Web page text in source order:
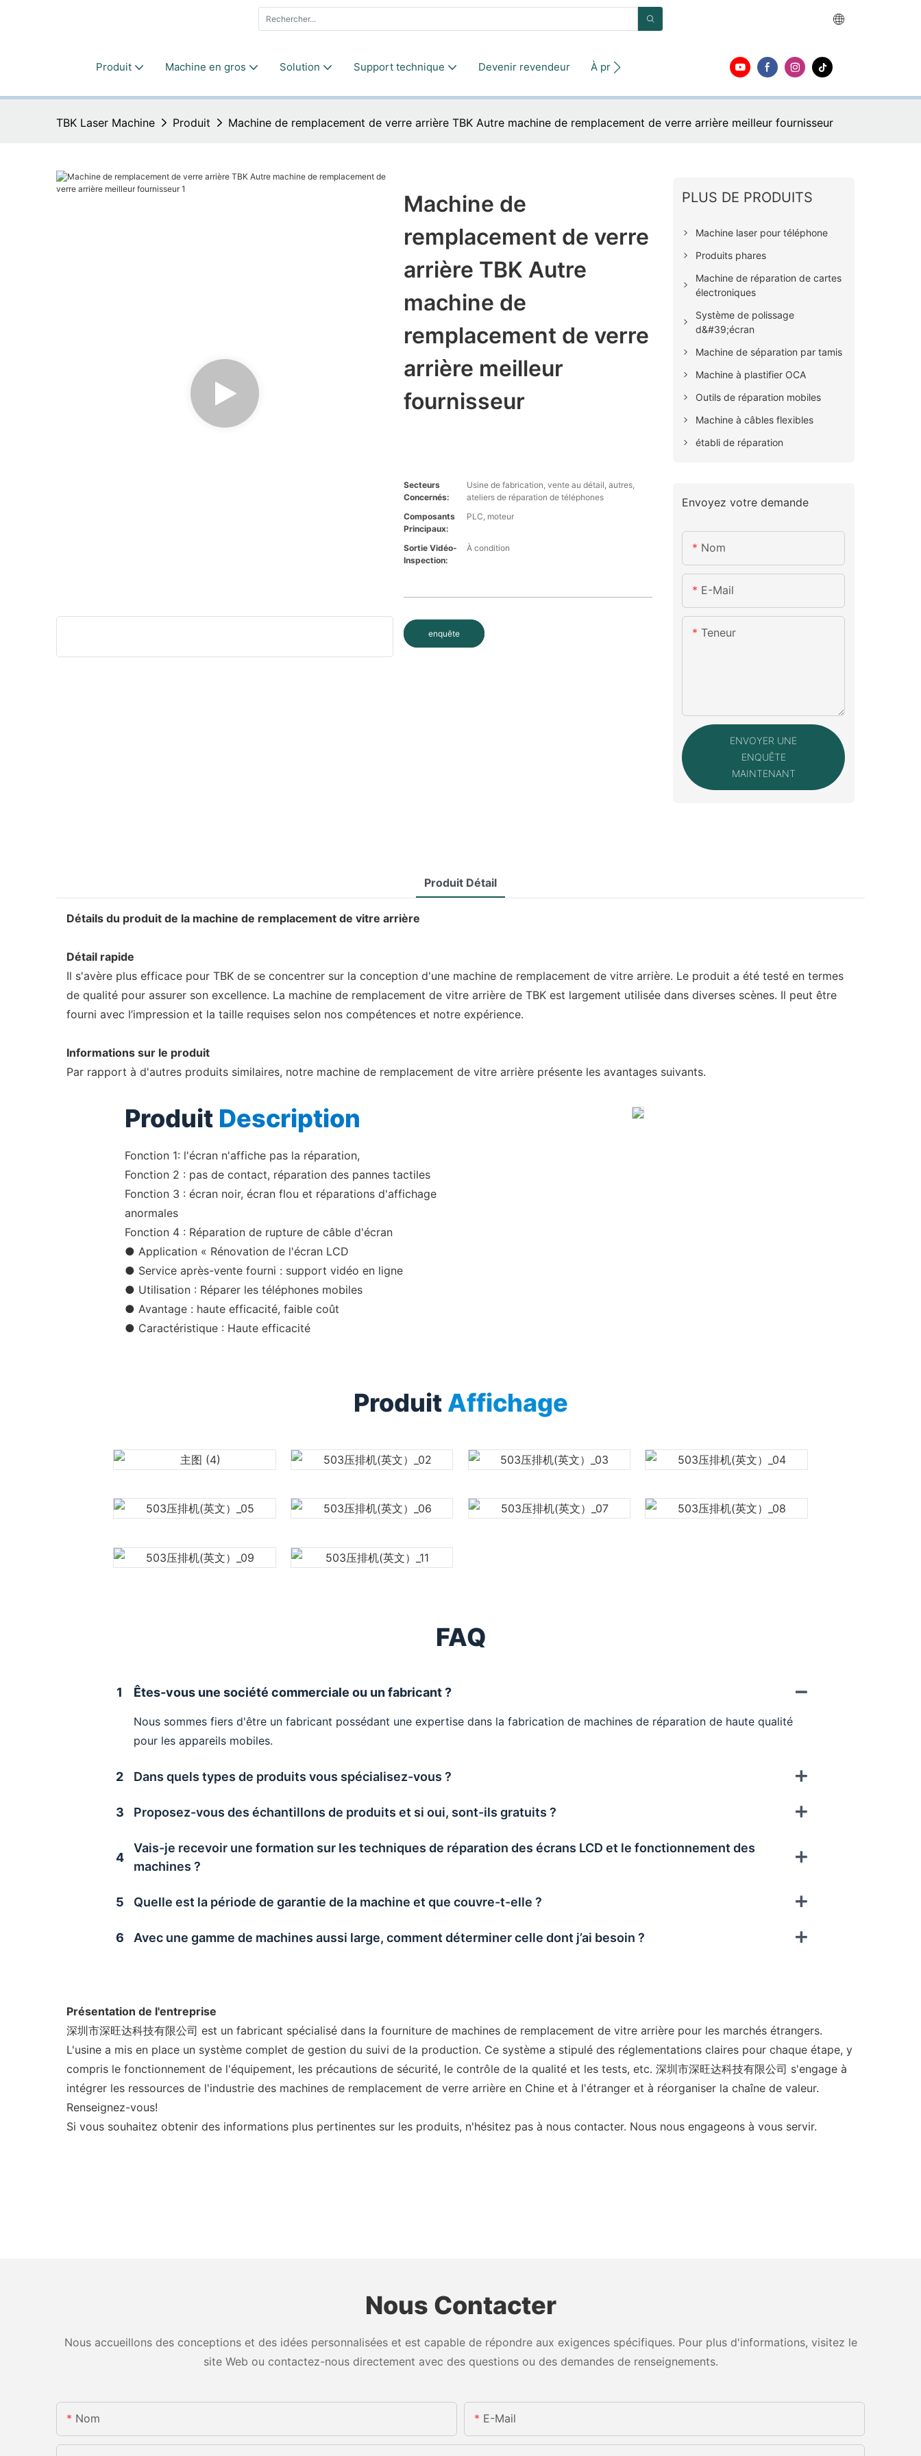
Produit Machine en gros Solution Support technique Devenir revendeur À propos
TBK Laser Machine Produit Machine de remplacement de verre arrière TBK Autre machine de remplacement de verre arrière meilleur fournisseur
Machine de
remplacement de verre
arrière TBK Autre
machine de
remplacement de verre
arrière meilleur
fournisseur
Secteurs
Concernés:
Usine de fabrication, vente au détail, autres,
ateliers de réparation de téléphones
Composants
Principaux:
PLC, moteur
Sortie Vidéo-
Inspection:
À condition
enquête
PLUS DE PRODUITS
Machine laser pour téléphone
Produits phares
Machine de réparation de cartes
électroniques
Système de polissage
d&#39;écran
Machine de séparation par tamis
Machine à plastifier OCA
Outils de réparation mobiles
Machine à câbles flexibles
établi de réparation
Envoyez votre demande
Nom
E-Mail
Teneur
ENVOYER UNE
ENQUÊTE
MAINTENANT
Produit Détail
Détails du produit de la machine de remplacement de vitre arrière
Détail rapide
Il s'avère plus efficace pour TBK de se concentrer sur la conception d'une machine de remplacement de vitre arrière. Le produit a été testé en termes
de qualité pour assurer son excellence. La machine de remplacement de vitre arrière de TBK est largement utilisée dans diverses scènes. Il peut être
fourni avec l’impression et la taille requises selon nos compétences et notre expérience.
Informations sur le produit
Par rapport à d'autres produits similaires, notre machine de remplacement de vitre arrière présente les avantages suivants.
Produit Description
Fonction 1: l'écran n'affiche pas la réparation,
Fonction 2 : pas de contact, réparation des pannes tactiles
Fonction 3 : écran noir, écran flou et réparations d'affichage
anormales
Fonction 4 : Réparation de rupture de câble d'écran
● Application « Rénovation de l'écran LCD
● Service après-vente fourni : support vidéo en ligne
● Utilisation : Réparer les téléphones mobiles
● Avantage : haute efficacité, faible coût
● Caractéristique : Haute efficacité
Produit Affichage
FAQ
1 Êtes-vous une société commerciale ou un fabricant ?
Nous sommes fiers d'être un fabricant possédant une expertise dans la fabrication de machines de réparation de haute qualité
pour les appareils mobiles.
2 Dans quels types de produits vous spécialisez-vous ?
3 Proposez-vous des échantillons de produits et si oui, sont-ils gratuits ?
4
Vais-je recevoir une formation sur les techniques de réparation des écrans LCD et le fonctionnement des
machines ?
5 Quelle est la période de garantie de la machine et que couvre-t-elle ?
6 Avec une gamme de machines aussi large, comment déterminer celle dont j’ai besoin ?
Présentation de l'entreprise
深圳市深旺达科技有限公司 est un fabricant spécialisé dans la fourniture de machines de remplacement de vitre arrière pour les marchés étrangers.
L'usine a mis en place un système complet de gestion du suivi de la production. Ce système a stipulé des réglementations claires pour chaque étape, y
compris le fonctionnement de l'équipement, les précautions de sécurité, le contrôle de la qualité et les tests, etc. 深圳市深旺达科技有限公司 s'engage à
intégrer les ressources de l'industrie des machines de remplacement de verre arrière en Chine et à l'étranger et à réorganiser la chaîne de valeur.
Renseignez-vous!
Si vous souhaitez obtenir des informations plus pertinentes sur les produits, n'hésitez pas à nous contacter. Nous nous engageons à vous servir.
Nous Contacter
Nous accueillons des conceptions et des idées personnalisées et est capable de répondre aux exigences spécifiques. Pour plus d'informations, visitez le
site Web ou contactez-nous directement avec des questions ou des demandes de renseignements.
Nom E-Mail